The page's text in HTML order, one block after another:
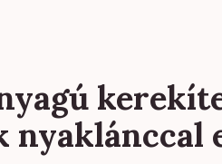
nyaklánccal